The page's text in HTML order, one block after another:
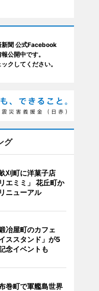
新聞 公式Facebook
公開中です。
クしてください。
グ
刈町に洋菓子店
エミミ」 花丘町か
ニューアル
冶屋町のカフェ
ススタンド」が5
念イベントも
巻町で軍艦島世界